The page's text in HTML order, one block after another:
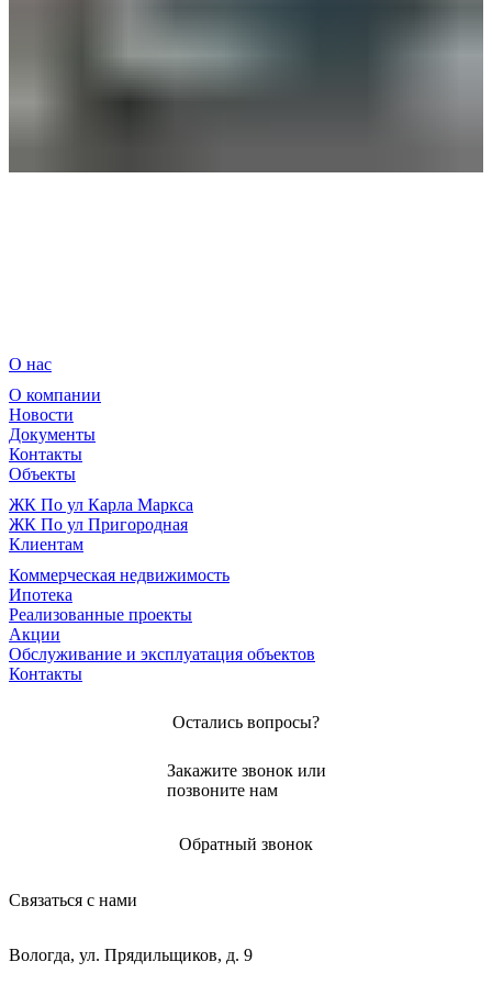
О нас
О компании
Новости
Документы
Контакты
Объекты
ЖК По ул Карла Маркса
ЖК По ул Пригородная
Клиентам
Коммерческая недвижимость
Ипотека
Реализованные проекты
Акции
Обслуживание и эксплуатация объектов
Контакты
Остались вопросы?
Закажите звонок или
позвоните нам
Обратный звонок
Связаться с нами
Вологда, ул. Прядильщиков, д. 9